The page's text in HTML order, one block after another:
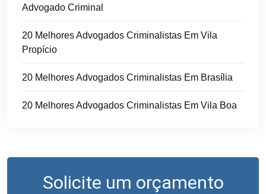
Advogado Criminal
20 Melhores Advogados Criminalistas Em Vila
Propício
20 Melhores Advogados Criminalistas Em Brasília
20 Melhores Advogados Criminalistas Em Vila Boa
Solicite um orçamento